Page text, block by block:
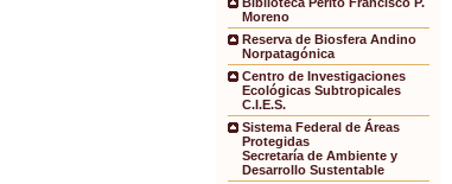
Biblioteca Perito Francisco P.
Moreno
Reserva de Biosfera Andino
Norpatagónica
Centro de Investigaciones
Ecológicas Subtropicales
C.I.E.S.
Sistema Federal de Áreas
Protegidas
Secretaría de Ambiente y
Desarrollo Sustentable